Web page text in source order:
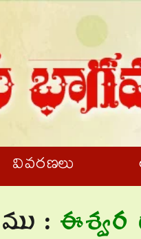
వివరణలు
:ఈశ్వర